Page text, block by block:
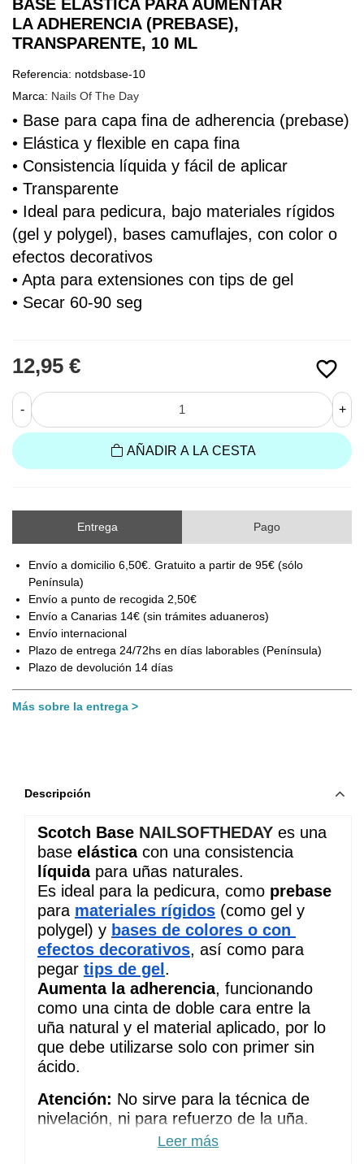
BASE ELÁSTICA PARA AUMENTAR
LA ADHERENCIA (PREBASE),
TRANSPARENTE, 10 ML
Referencia: notdsbase-10
Marca: Nails Of The Day
• Base para capa fina de adherencia (prebase)
• Elástica y flexible en capa fina
• Consistencia líquida y fácil de aplicar
• Transparente
• Ideal para pedicura, bajo materiales rígidos
(gel y polygel), bases camuflajes, con color o
efectos decorativos
• Apta para extensiones con tips de gel
• Secar 60-90 seg
favorite_border
12,95 €
- +
AÑADIR A LA CESTA
Entrega Pago
Envío a domicilio 6,50€. Gratuito a partir de 95€ (sólo
Península)
Envío a punto de recogida 2,50€
Envío a Canarias 14€ (sin trámites aduaneros)
Envío internacional
Plazo de entrega 24/72hs en días laborables (Península)
Plazo de devolución 14 días
Más sobre la entrega
Descripción
Scotch Base NAILSOFTHEDAY es una
base elástica
líquida para uñas naturales.
Es ideal para la pedicura, como
para materiales rígidos (como gel y
polygel) y bases de colores o con
efectos decorativos, así como para
pegar tips de gel .
Aumenta la adherencia, funcionando
como una cinta de doble cara entre la
uña natural y el material aplicado, por lo
que debe utilizarse solo con primer sin
ácido.
Atención: No sirve para la técnica de
nivelación, ni para refuerzo de la uña.
Recomendaciones: Eliminar la capa de
Leer más